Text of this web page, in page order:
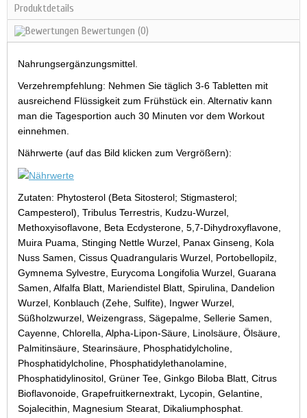
Produktdetails
Bewertungen (0)
Nahrungsergänzungsmittel.
Verzehrempfehlung: Nehmen Sie täglich 3-6 Tabletten mit
ausreichend Flüssigkeit zum Frühstück ein. Alternativ kann
man die Tagesportion auch 30 Minuten vor dem Workout
einnehmen.
Nährwerte (auf das Bild klicken zum Vergrößern):
Zutaten: Phytosterol (Beta Sitosterol; Stigmasterol;
Campesterol), Tribulus Terrestris, Kudzu-Wurzel,
Methoxyisoflavone, Beta Ecdysterone, 5,7-Dihydroxyflavone,
Muira Puama, Stinging Nettle Wurzel, Panax Ginseng, Kola
Nuss Samen, Cissus Quadrangularis Wurzel, Portobellopilz,
Gymnema Sylvestre, Eurycoma Longifolia Wurzel, Guarana
Samen, Alfalfa Blatt, Mariendistel Blatt, Spirulina, Dandelion
Wurzel, Konblauch (Zehe, Sulfite), Ingwer Wurzel,
Süßholzwurzel, Weizengrass, Sägepalme, Sellerie Samen,
Cayenne, Chlorella, Alpha-Lipon-Säure, Linolsäure, Ölsäure,
Palmitinsäure, Stearinsäure, Phosphatidylcholine,
Phosphatidylcholine, Phosphatidylethanolamine,
Phosphatidylinositol, Grüner Tee, Ginkgo Biloba Blatt, Citrus
Bioflavonoide, Grapefruitkernextrakt, Lycopin, Gelantine,
Sojalecithin, Magnesium Stearat, Dikaliumphosphat.